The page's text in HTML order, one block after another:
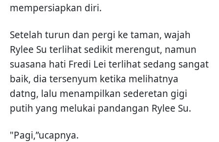
mempersiapkan diri.
Setelah turun dan pergi ke taman, wajah
Rylee Su terlihat sedikit merengut, namun
suasana hati Fredi Lei terlihat sedang sangat
baik, dia tersenyum ketika melihatnya
datng, lalu menampilkan sederetan gigi
putih yang melukai pandangan Rylee Su.
"Pagi,”ucapnya.